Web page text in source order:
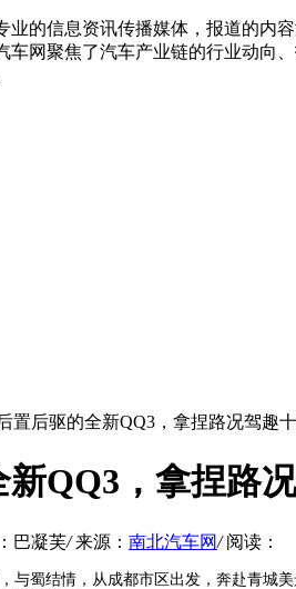
业的信息资讯传播媒体，报道的内
车网聚焦了汽车产业链的行业动向
置后驱的全新QQ3，拿捏路况驾趣
QQ3，拿捏路
巴凝芙/ 来源： 南北汽车网/ 阅读：
与蜀结情，从成都市区出发，奔赴青城